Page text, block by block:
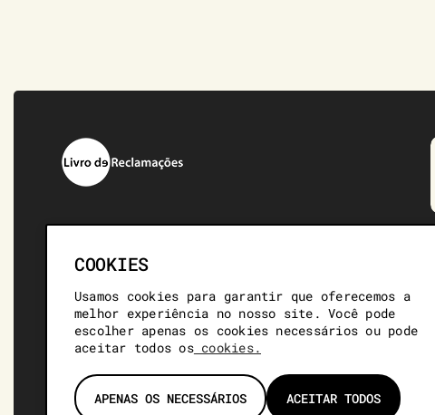
COOKIES
Usamos cookies para garantir que oferecemos a
melhor experiência no nosso site. Você pode
escolher apenas os cookies necessários ou pode
aceitar todos oscookies.
APENAS OS NECESSÁRIOS ACEITAR TODOS
COOKIES
CONTACTOS
ACESSIBILIDADE